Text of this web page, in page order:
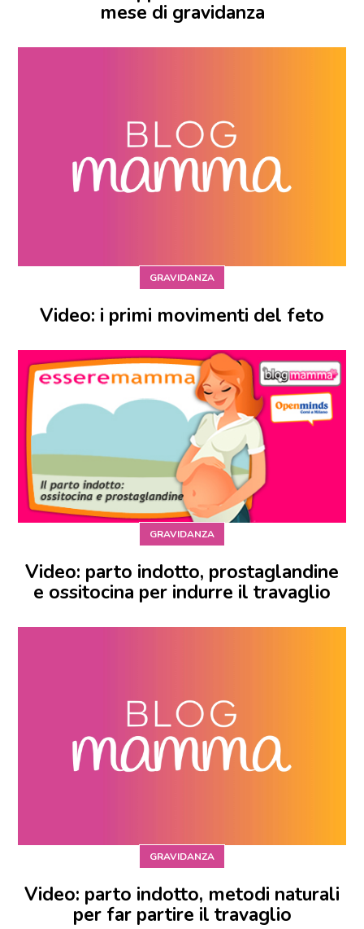
mese di gravidanza
GRAVIDANZA
Video: i primi movimenti del feto
GRAVIDANZA
Video: parto indotto, prostaglandine
e ossitocina per indurre il travaglio
GRAVIDANZA
Video: parto indotto, metodi naturali
per far partire il travaglio